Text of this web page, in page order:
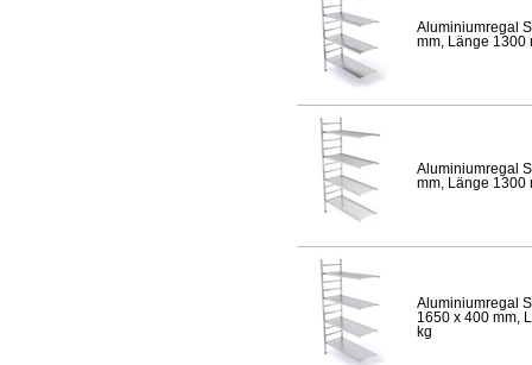
Aluminiumregal
mm, Länge 1300
Aluminiumregal
mm, Länge 1300
Aluminiumregal
1650 x 400 mm,
kg